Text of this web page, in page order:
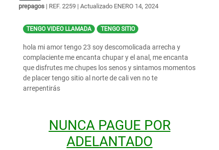
prepagos | REF. 2259 | Actualizado ENERO 14, 2024
TENGO VIDEO LLAMADA TENGO SITIO
hola mi amor tengo 23 soy descomolicada arrecha y
complaciente me encanta chupar y el anal, me encanta
que disfrutes me chupes los senos y sintamos momentos
de placer tengo sitio al norte de cali ven no te
arrepentirás
NUNCA PAGUE POR
ADELANTADO